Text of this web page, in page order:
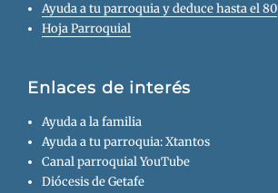
Ayuda a tu parroquia y deduce hasta el 80
Hoja Parroquial
Enlaces de interés
Ayuda a la familia
Ayuda a tu parroquia: Xtantos
Canal parroquial YouTube
Diócesis de Getafe